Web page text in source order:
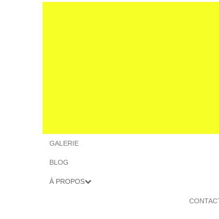
GALERIE
BLOG
À PROPOS